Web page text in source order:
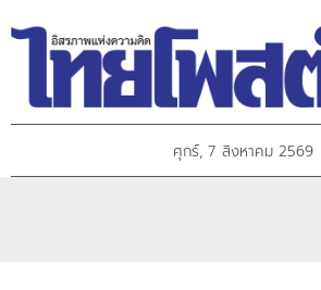
ศุกร์, 7 สิงหาคม 2569